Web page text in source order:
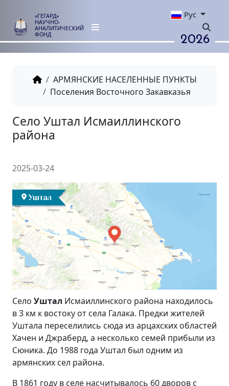
«ГЕГАРД»
НАУЧНО-
АНАЛИТИЧЕСКИЙ
ФОНД
Рус
2026
АРМЯНСКИЕ НАСЕЛЕННЫЕ ПУНКТЫ
Поселения Восточного Закавказья
района
2025-03-24
Село Уштал Исмаиллинского района находилось
в 3 км к востоку от села Галака. Предки жителей
Уштала переселились сюда из арцахских областей
Хачен и Джраберд, а несколько семей прибыли из
Сюника. До 1988 года Уштал был одним из
армянских сел района.
В 1861 году в селе насчитывалось 60 дворов с